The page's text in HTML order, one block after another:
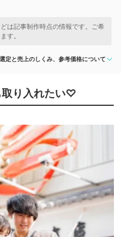
定と売上のしくみ、参考価格について
取り入れたい♡